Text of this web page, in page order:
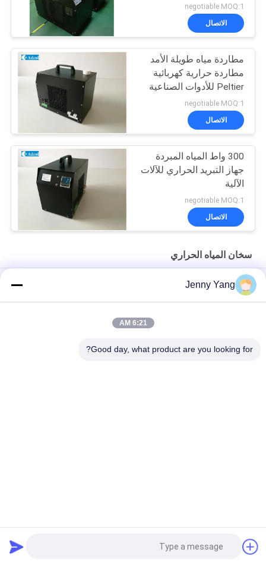
negotiable MOQ:1
الاتصال
مطاردة مياه طويلة الأمد
مطاردة حرارية كهربائية
Peltier للأدوات الصناعية
negotiable MOQ:1
الاتصال
300 واط المياه المبردة
جهاز التبريد الحراري للآلات
الآلية
negotiable MOQ:1
الاتصال
سخان المياه الحراري
المختبر المقعد إعادة التداول 115VAC المبرد المائي الحراري الكهربائي
سلسلة 150W ARC هي جهاز تبريد إعادة التداول فوق المقعد يطبق على
Jenny Yang
6:21 AM
Good day, what product are you looking for?